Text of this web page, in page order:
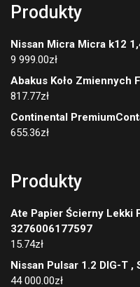
Produkty
Nissan Micra Micra k12
9 999.00zł
Abakus Koło Zmiennych
817.77zł
Continental
655.36zł
Produkty
Ate Papier Ścierny Lekki
3276006177597
15.74zł
Nissan Pulsar 1.2 DIG-T ,
44 000.00zł